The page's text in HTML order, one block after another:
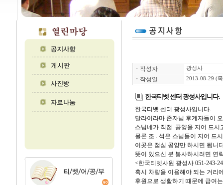
ㆍ 작성자 광성사
ㆍ 작성일 2013-08-29 (
한국티벳 센터 광성사입니다.
한국티벳 센터 광성사입니다.
달라이라마 존자님 후계자들이
스님네가 직접 공양을 지어 드시
물론 조 . 석은 스님들이 지어 드
이곳은 점심 공양만 하시면 됩니
뜻이 있으신 분 봉사하시려면 연
<한국티벳사원 광성사 051-243-
혹시 차량을 이용해야 되는 거리
후원으로 생활하기 때문에 급여